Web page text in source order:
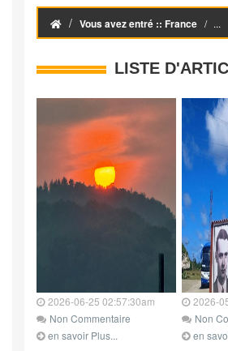
Vous avez entré :: France ...
LISTE
2026-06-25 02:57:30am
Non Commentaire
en savoir Plus...
2026-
Non
en